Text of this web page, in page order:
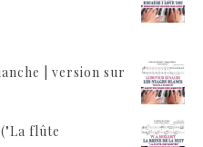
| version sur
flûte